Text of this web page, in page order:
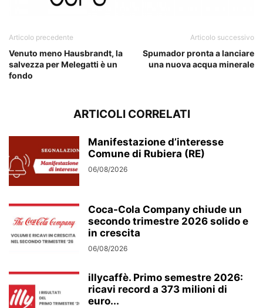
Articolo precedente
Venuto meno Hausbrandt, la
salvezza per Melegatti è un
fondo
Articolo successivo
Spumador pronta a lanciare
una nuova acqua minerale
ARTICOLI CORRELATI
Manifestazione d’interesse
Comune di Rubiera (RE)
06/08/2026
Coca-Cola Company chiude un
secondo trimestre 2026 solido e
in crescita
06/08/2026
illycaffè. Primo semestre 2026:
ricavi record a 373 milioni di
euro...